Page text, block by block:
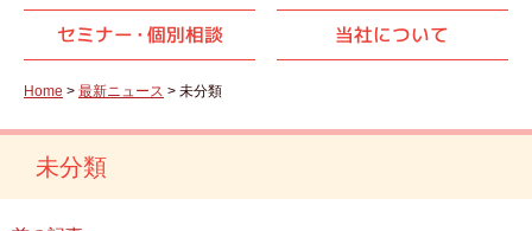
セミナー・ 個別相談 当社について
Home > 最新ニュース > 未分類
未分類